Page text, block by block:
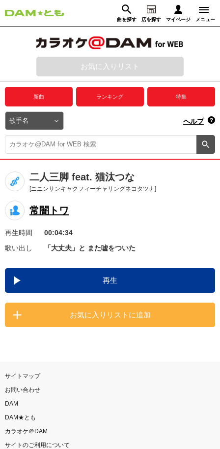
曲を探す 店を探す マイページ メニュー
動画からさがす 録音からさがす
ログイン
プレミアムサービス
DAM★とも動画
DAM★とも録音
カラオケ＠DAM
ユーザー検索
キャンペーン
お知らせ よくあるご質問
DAMの新曲・ランキングなど
カラオケ最新情報をチェック！
お気に入りリスト
新曲 ランキング 特集
ヘルプ
二人三脚 feat. 猫汰つな
[ニニンサンキャクフィーチャリングネコタツナ]
常闇トワ
再生時間
00:04:34
歌い出し
「大丈夫」と また嘘をついた
再生
お気に入りリストに追加
サイトマップ
お問い合わせ
DAM
DAM★とも
カラオケ＠DAM
サイトのご利用について